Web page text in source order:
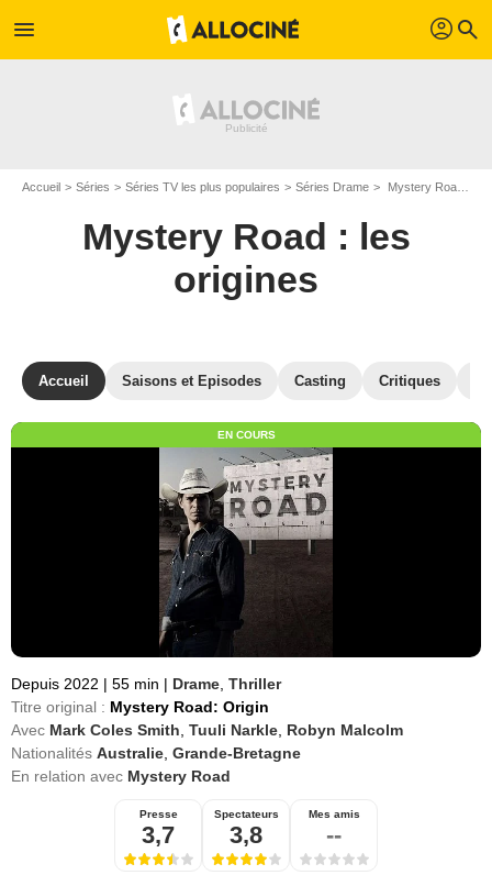
menu profil search
Accueil Séries Séries TV les plus populaires Séries Drame Mystery Road : les origines
Mystery Road : les
origines
Accueil Saisons et Episodes Casting Critiques
EN COURS
Depuis 2022 | 55 min | Drame Thriller
Titre original : Mystery Road: Origin
Avec Mark Coles Smith Tuuli Narkle Robyn Malcolm
Nationalités Australie Grande-Bretagne
En relation avec Mystery Road
Presse
3,7
Spectateurs
3,8
Mes amis
--